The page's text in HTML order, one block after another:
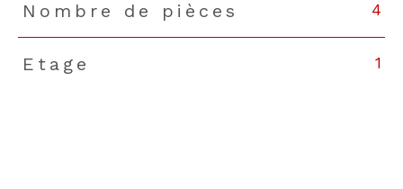
Nombre de pièces 4
Etage 1